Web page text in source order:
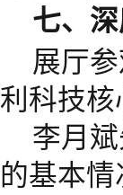
七、
展厅
利科技
李月
的基本